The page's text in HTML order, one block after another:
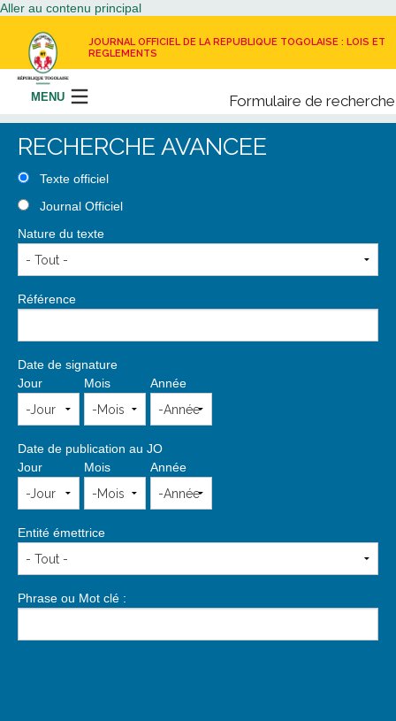
Aller au contenu principal
JOURNAL OFFICIEL DE LA REPUBLIQUE TOGOLAISE : LOIS ET
REGLEMENTS
Formulaire de recherche
Rechercher
MENU
LE JOURNAL OFFICIEL
RECEVOIR LE JOURNAL OFFICIEL
NOUS CONTACTER
RECHERCHE AVANCEE
Texte officiel
Journal Officiel
Nature du texte
Référence
Date de signature
Jour
Mois Année
Date de publication au JO
Jour
Mois Année
Entité émettrice
Phrase ou Mot clé :